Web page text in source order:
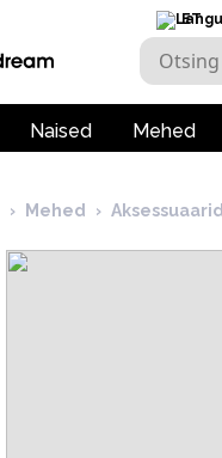
ET
Naised Mehed
› Mehed › Aksessuaarid